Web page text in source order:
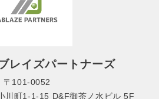
レイズパートナーズ
〒101-0052
川町1-1-15 D&F御茶ノ水ビル 5F